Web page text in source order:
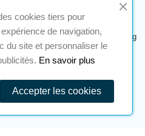
vorbehalten. Eine Realisierung
Meinung des Unternehmens
Sie hier, um es zu überprüfen.
cookies tiers pour
de navigation,
du site et personnaliser le
En savoir plus
Accepter les cookies